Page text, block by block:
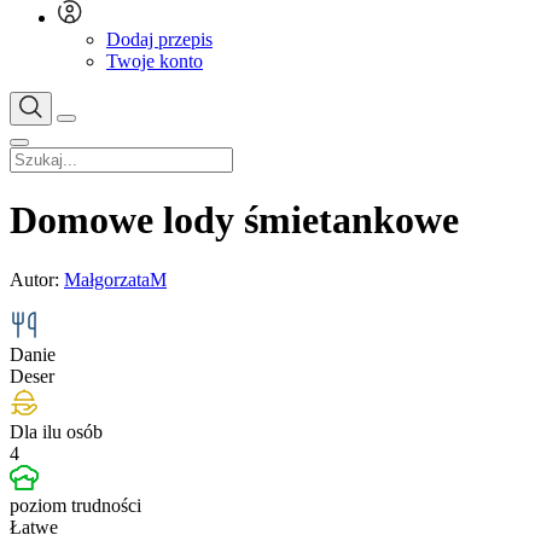
Dodaj przepis
Twoje konto
Domowe lody śmietankowe
Autor: MałgorzataM
Danie
Deser
Dla ilu osób
4
poziom trudności
Łatwe